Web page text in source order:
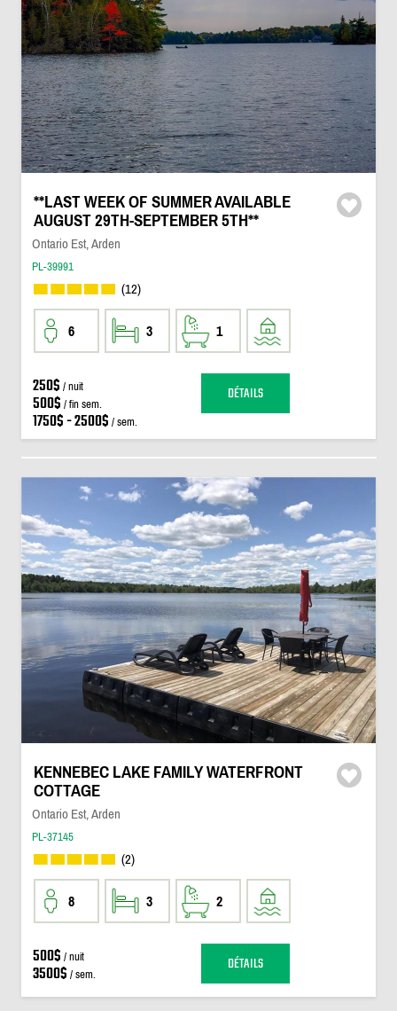
**LAST WEEK OF SUMMER AVAILABLE
AUGUST 29TH-SEPTEMBER 5TH**
Ontario Est, Arden
PL-39991
(12)
6 3 1
250$ / nuit
500$ / fin sem.
1750$ - 2500$ / sem.
DÉTAILS
KENNEBEC LAKE FAMILY WATERFRONT
COTTAGE
Ontario Est, Arden
PL-37145
(2)
8 3 2
500$ / nuit
3500$ / sem. DÉTAILS